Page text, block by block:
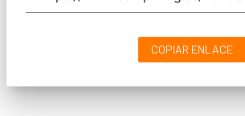
COPIAR ENLACE